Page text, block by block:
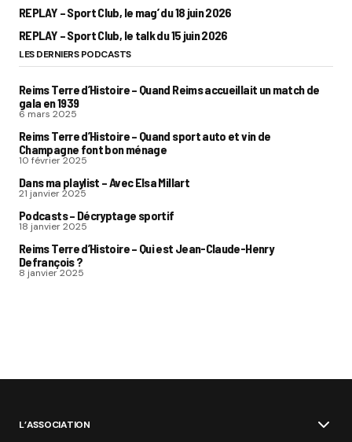
REPLAY – Sport Club, le mag’ du 18 juin 2026
REPLAY – Sport Club, le talk du 15 juin 2026
LES DERNIERS PODCASTS
Reims Terre d’Histoire – Quand Reims accueillait un match de
gala en 1939
6 mars 2025
Reims Terre d’Histoire – Quand sport auto et vin de
Champagne font bon ménage
10 février 2025
Dans ma playlist – Avec Elsa Millart
21 janvier 2025
Podcasts – Décryptage sportif
18 janvier 2025
Reims Terre d’Histoire – Qui est Jean-Claude-Henry
Defrançois ?
8 janvier 2025
L’ASSOCIATION